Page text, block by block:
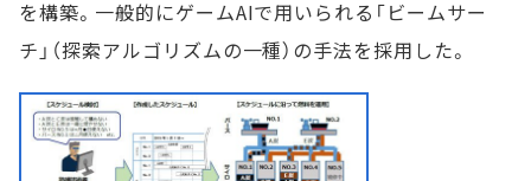
を構築。一般的にゲームAIで用いられる「ビームサー
チ」（探索アルゴリズムの一種）の手法を採用した。